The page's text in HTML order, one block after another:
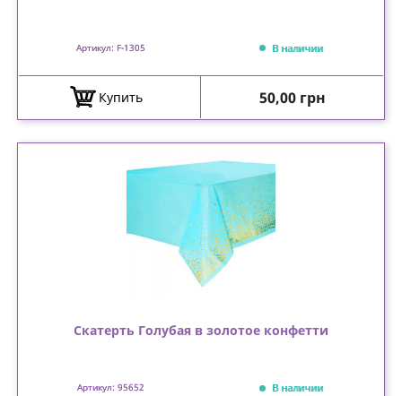
Артикул: F-1305 В наличии
Купить Цена
50,00 грн
Скатерть Голубая в золотое конфетти
Артикул: 95652 В наличии